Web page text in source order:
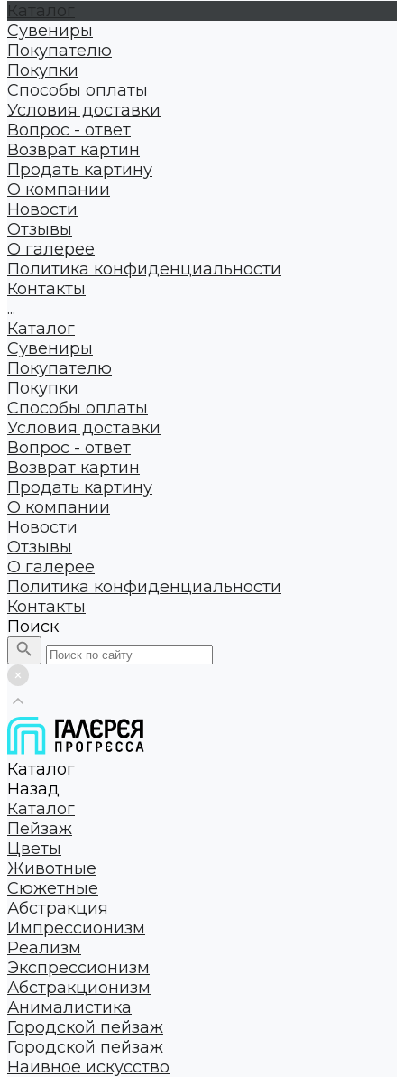
Каталог
Сувениры
Покупателю
Покупки
Способы оплаты
Условия доставки
Вопрос - ответ
Возврат картин
Продать картину
О компании
Новости
Отзывы
О галерее
Политика конфиденциальности
Контакты
...
Каталог
Сувениры
Покупателю
Покупки
Способы оплаты
Условия доставки
Вопрос - ответ
Возврат картин
Продать картину
О компании
Новости
Отзывы
О галерее
Политика конфиденциальности
Контакты
Поиск
Каталог
Назад
Каталог
Пейзаж
Цветы
Животные
Сюжетные
Абстракция
Импрессионизм
Реализм
Экспрессионизм
Абстракционизм
Анималистика
Городской пейзаж
Городской пейзаж
Наивное искусство